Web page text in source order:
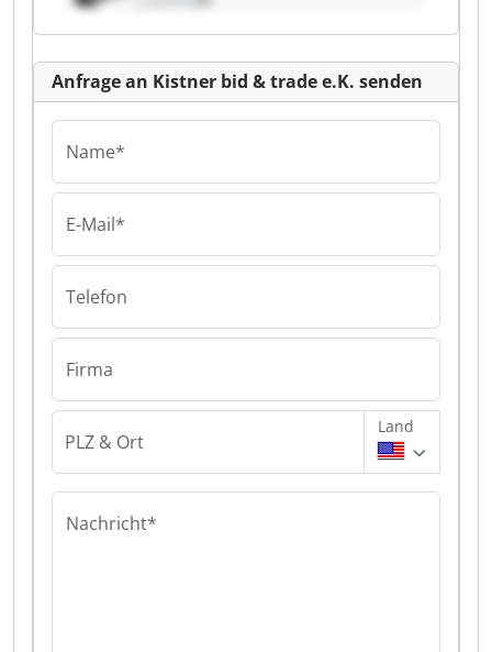
Anfrage an Kistner bid & trade e.K. senden
Name*
E-Mail*
Telefon
Firma
PLZ & Ort
Land
Nachricht*